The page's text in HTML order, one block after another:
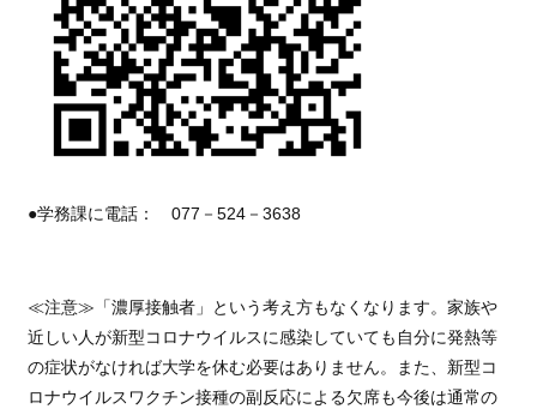
●学務課に電話： 077－524－3638
≪注意≫「濃厚接触者」という考え方もなくなります。家族や
近しい人が新型コロナウイルスに感染していても自分に発熱等
の症状がなければ大学を休む必要はありません。また、新型コ
ロナウイルスワクチン接種の副反応による欠席も今後は通常の